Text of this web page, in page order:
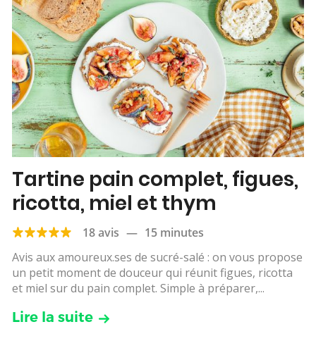
Tartine pain complet, figues,
ricotta, miel et thym
18 avis — 15 minutes
Avis aux amoureux.ses de sucré-salé : on vous propose
un petit moment de douceur qui réunit figues, ricotta
et miel sur du pain complet. Simple à préparer,...
Lire la suite